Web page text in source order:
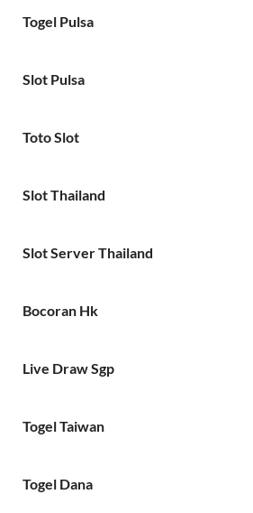
Togel Pulsa
Slot Pulsa
Toto Slot
Slot Thailand
Slot Server Thailand
Bocoran Hk
Live Draw Sgp
Togel Taiwan
Togel Dana